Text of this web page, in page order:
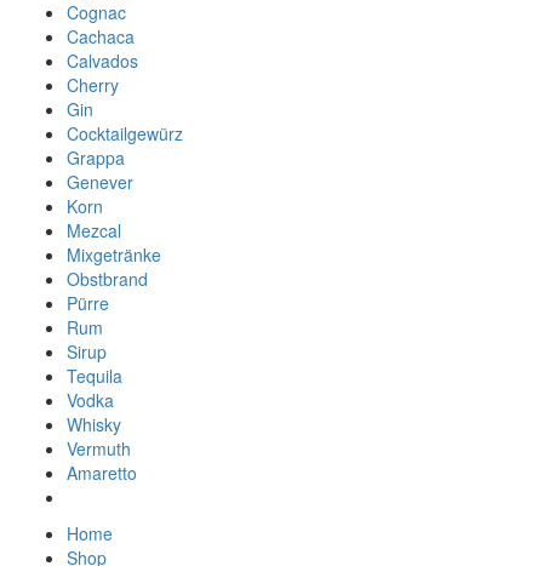
Cognac
Cachaca
Calvados
Cherry
Gin
Cocktailgewürz
Grappa
Genever
Korn
Mezcal
Mixgetränke
Obstbrand
Pürre
Rum
Sirup
Tequila
Vodka
Whisky
Vermuth
Amaretto
Home
Shop